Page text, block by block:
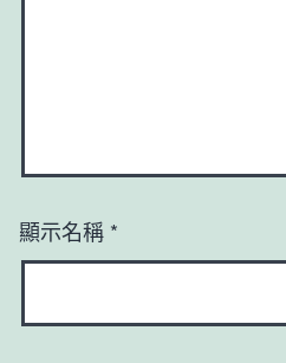
顯示名稱 *